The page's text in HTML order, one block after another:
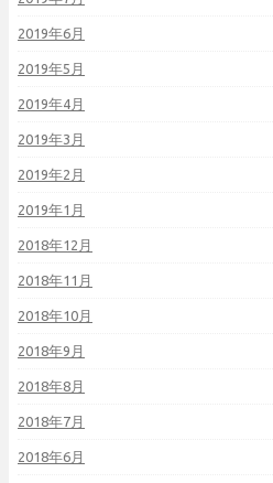
2019年6月
2019年5月
2019年4月
2019年3月
2019年2月
2019年1月
2018年12月
2018年11月
2018年10月
2018年9月
2018年8月
2018年7月
2018年6月